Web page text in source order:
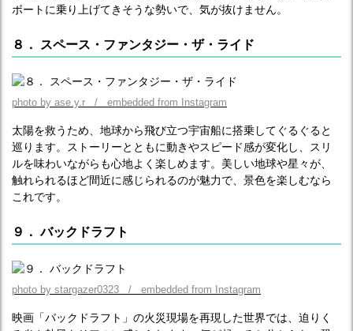
ボートに乗り上げてきそうな勢いで、気が抜けません。
８． スペース・ファンタジー・ザ・ライド
photo by ase.y.r / embedded from Instagram
太陽を救うため、地球から飛び立つ宇宙船に搭乗してぐるぐると
巡ります。ストーリーとともに動きやスピード感が変化し、スリ
ルを味わいながらも心地よく楽しめます。美しい地球や星々が、
触れられるほど間近に感じられるのが魅力で、景色を楽しむなら
これです。
９． バックドラフト
photo by stargazer0323 / embedded from Instagram
映画「バックドラフト」の火災現場を再現した世界では、迫りく